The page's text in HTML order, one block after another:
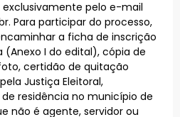
exclusivamente pelo e-mail
. Para participar do processo,
a ficha de inscrição
I do edital), cópia de
certidão de quitação
Justiça Eleitoral,
residência no município de
não é agente, servidor ou